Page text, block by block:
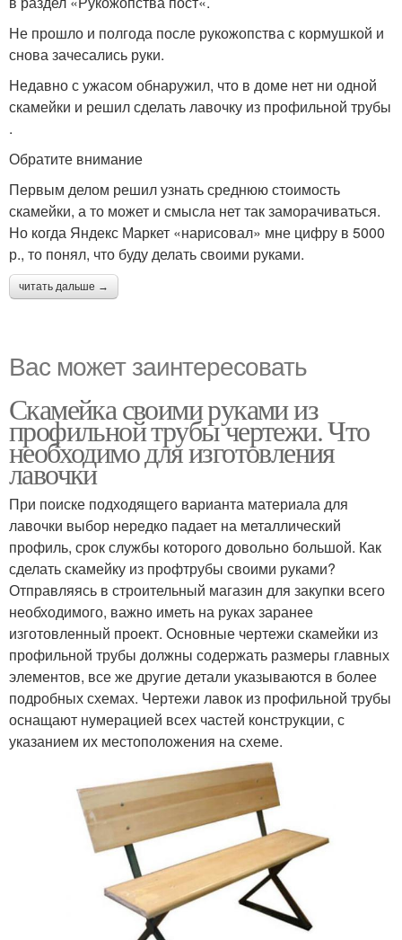
Не прошло и полгода после рукожопства с кормушкой и
снова зачесались руки.
Недавно с ужасом обнаружил, что в доме нет ни одной
скамейки и решил сделать лавочку из профильной трубы
.
Обратите внимание
Первым делом решил узнать среднюю стоимость
скамейки, а то может и смысла нет так заморачиваться.
Но когда Яндекс Маркет «нарисовал» мне цифру в 5000
р., то понял, что буду делать своими руками.
читать дальше →
Вас может заинтересовать
Скамейка своими руками из
профильной трубы чертежи. Что
необходимо для изготовления
лавочки
При поиске подходящего варианта материала для
лавочки выбор нередко падает на металлический
профиль, срок службы которого довольно большой. Как
сделать скамейку из профтрубы своими руками?
Отправляясь в строительный магазин для закупки всего
необходимого, важно иметь на руках заранее
изготовленный проект. Основные чертежи скамейки из
профильной трубы должны содержать размеры главных
элементов, все же другие детали указываются в более
подробных схемах. Чертежи лавок из профильной трубы
оснащают нумерацией всех частей конструкции, с
указанием их местоположения на схеме.